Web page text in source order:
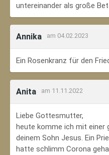
untereinander als große
Annika am 04.02.2023
Ein Rosenkranz für den
Anita am 11.11.2022
Liebe Gottesmutter,
heute komme ich mit einer
deinem Sohn Jesus. Ein
hatte schlimm Corona